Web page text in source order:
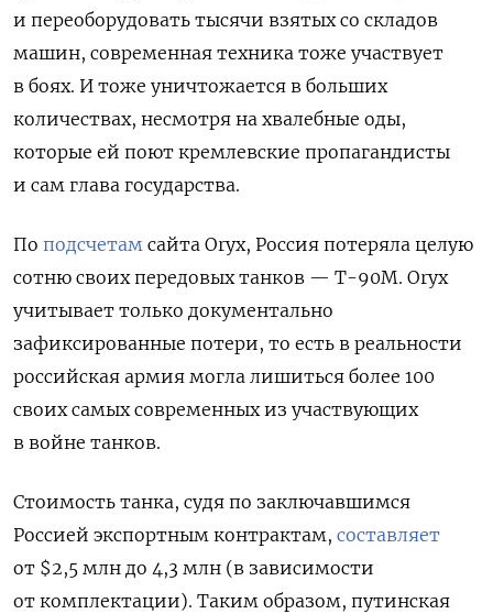
и переоборудовать тысячи взятых со складов
машин, современная техника тоже участвует
в боях. И тоже уничтожается в больших
количествах, несмотря на хвалебные оды,
которые ей поют кремлевские пропагандисты
и сам глава государства.
По подсчетам сайта Oryx, Россия потеряла целую
сотню своих передовых танков — Т-90М. Oryx
учитывает только документально
зафиксированные потери, то есть в реальности
российская армия могла лишиться более 100
своих самых современных из участвующих
в войне танков.
Стоимость танка, судя по заключавшимся
Россией экспортным контрактам, составляет
от $2,5 млн до 4,3 млн (в зависимости
от комплектации). Таким образом, путинская